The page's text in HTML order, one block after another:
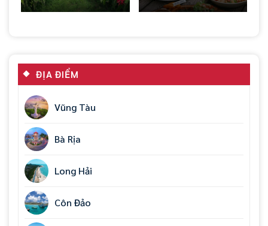
Tàu
Nhất Tại Vũng Tàu
ĐỊA ĐIỂM
Vũng Tàu
Bà Rịa
Long Hải
Côn Đảo